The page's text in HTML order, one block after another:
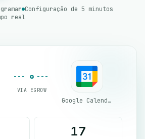
Configuração de 5 minutos
real
VIA EGROW
Google Calendar
17